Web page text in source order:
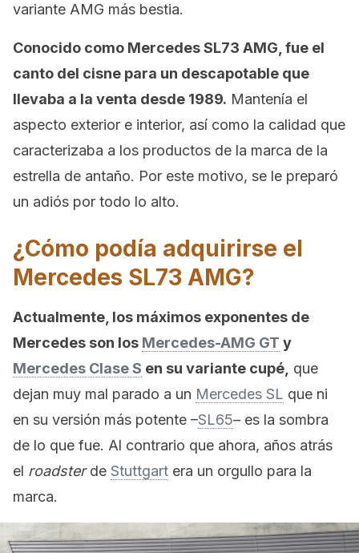
variante AMG más bestia.
Conocido como Mercedes SL73 AMG, fue el
canto del cisne para un descapotable que
llevaba a la venta desde 1989. Mantenía el
aspecto exterior e interior, así como la calidad que
caracterizaba a los productos de la marca de la
estrella de antaño. Por este motivo, se le preparó
un adiós por todo lo alto.
¿Cómo podía adquirirse el
Mercedes SL73 AMG?
Actualmente, los máximos exponentes de
Mercedes son los Mercedes-AMG GT y
Mercedes Clase S en su variante cupé, que
dejan muy mal parado a un Mercedes SL que ni
en su versión más potente –SL65– es la sombra
de lo que fue. Al contrario que ahora, años atrás
el roadsterde Stuttgart era un orgullo para la
marca.